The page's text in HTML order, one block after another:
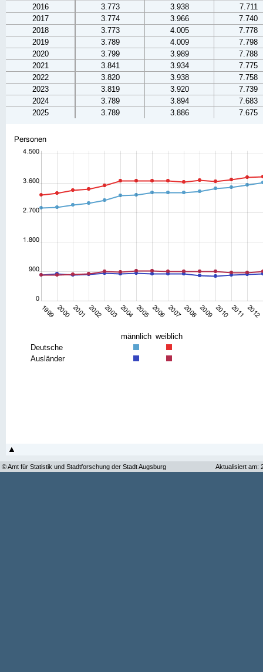
2016
3.773 3.938
7.711
2017
3.774 3.966
7.740
2018
3.773 4.005
7.778
2019
3.789 4.009
7.798
2020
3.799 3.989
7.788
2021
3.841 3.934
7.775
2022
3.820 3.938
7.758
2023
3.819 3.920
7.739
2024
3.789 3.894
7.683
2025
3.789 3.886 7.675
männlich weiblich
Deutsche
Ausländer
© Amt für Statistik und Stadtforschung der Stadt Augsburg Aktualisiert am: